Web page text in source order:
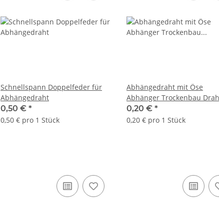
Schnellspann Doppelfeder für
Abhängedraht
0,50 € *
0,50 € pro 1 Stück
Abhängedraht mit Öse
Abhänger Trockenbau
Ösendraht 250mm
0,20 € *
0,20 € pro 1 Stück